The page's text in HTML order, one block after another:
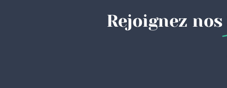
Rejoignez nos